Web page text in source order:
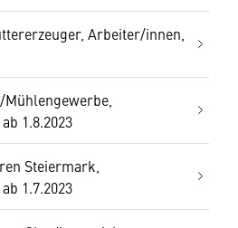
Arbeiter/innen,
1.8.2023
Steiermark,
1.7.2023